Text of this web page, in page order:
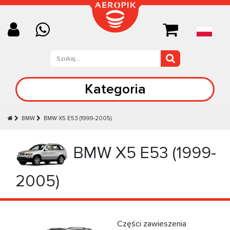
Kategoria
BMW BMW X5 Е53 (1999-2005)
BMW X5 Е53 (1999-
2005)
Części zawieszenia